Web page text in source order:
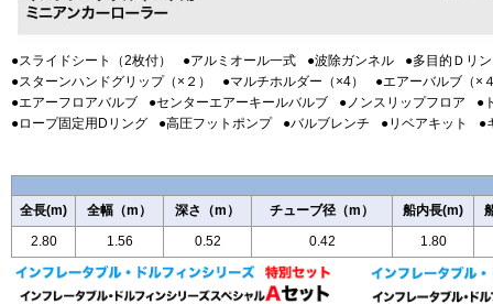
●スライドシート（2枚付） ●アルミオール一式 ●波除ガンネル
●多目的Ｄリ
●スターンハンドグリップ（×２）
●マルチホルダー（×4）
●エアーバルブ（×
●エアーフロアバルブ
●センターエアーキールバルブ ●ノンスリップフロア
●
●ロープ固定用Dリング
●高圧フットポンプ ●バルブレンチ ●リベアキット ●
全長(m) 全幅（m） 深さ（m） チューブ径（m） 船内長(m)
2.80
1.56 0.52 0.42 1.80